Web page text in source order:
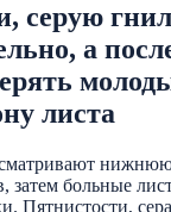
серую
а
листа
нижнюю
затем больные
Пятнистости,